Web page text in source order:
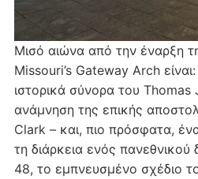
Μισό αιώνα από την έναρξη
Missouri’s Gateway Arch
ιστορικά σύνορα του Thomas
ανάμνηση της επικής
Clark – και, πιο πρόσφατα,
τη διάρκεια ενός
48, το εμπνευσμένο σχέδιο